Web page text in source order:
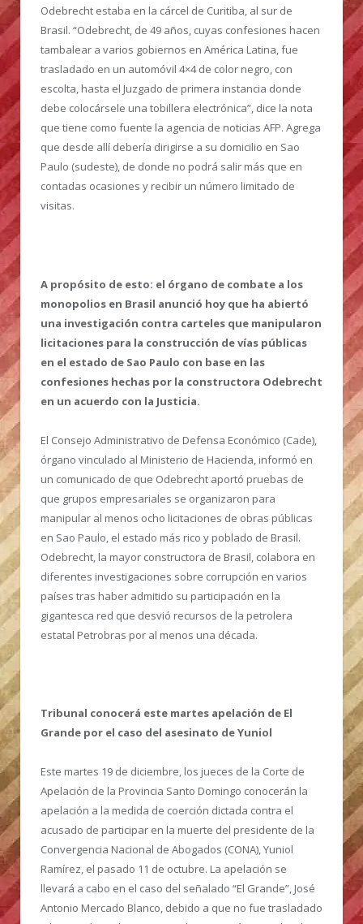
Odebrecht estaba en la cárcel de Curitiba, al sur de
Brasil. “Odebrecht, de 49 años, cuyas confesiones hacen
tambalear a varios gobiernos en América Latina, fue
trasladado en un automóvil 4×4 de color negro, con
escolta, hasta el Juzgado de primera instancia donde
debe colocársele una tobillera electrónica”, dice la nota
que tiene como fuente la agencia de noticias AFP. Agrega
que desde allí debería dirigirse a su domicilio en Sao
Paulo (sudeste), de donde no podrá salir más que en
contadas ocasiones y recibir un número limitado de
visitas.
A propósito de esto: el órgano de combate a los
monopolios en Brasil anunció hoy que ha abiertó
una investigación contra carteles que manipularon
licitaciones para la construcción de vías públicas
en el estado de Sao Paulo con base en las
confesiones hechas por la constructora Odebrecht
en un acuerdo con la Justicia.
El Consejo Administrativo de Defensa Económico (Cade),
órgano vinculado al Ministerio de Hacienda, informó en
un comunicado de que Odebrecht aportó pruebas de
que grupos empresariales se organizaron para
manipular al menos ocho licitaciones de obras públicas
en Sao Paulo, el estado más rico y poblado de Brasil.
Odebrecht, la mayor constructora de Brasil, colabora en
diferentes investigaciones sobre corrupción en varios
países tras haber admitido su participación en la
gigantesca red que desvió recursos de la petrolera
estatal Petrobras por al menos una década.
Tribunal conocerá este martes apelación de El
Grande por el caso del asesinato de Yuniol
Este martes 19 de diciembre, los jueces de la Corte de
Apelación de la Provincia Santo Domingo conocerán la
apelación a la medida de coerción dictada contra el
acusado de participar en la muerte del presidente de la
Convergencia Nacional de Abogados (CONA), Yuniol
Ramírez, el pasado 11 de octubre. La apelación se
llevará a cabo en el caso del señalado “El Grande”, José
Antonio Mercado Blanco, debido a que no fue trasladado